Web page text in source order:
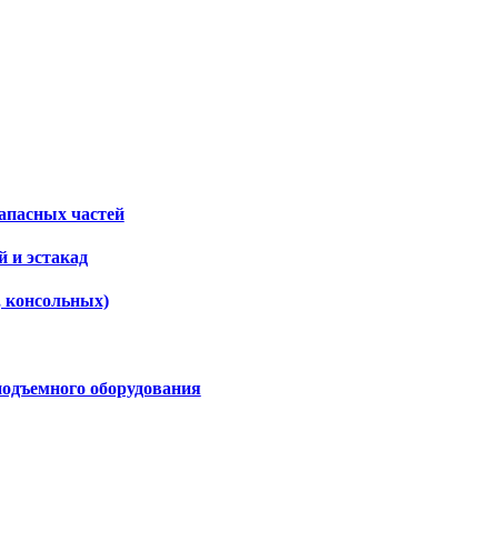
частей
и эстакад
консольных)
оборудования